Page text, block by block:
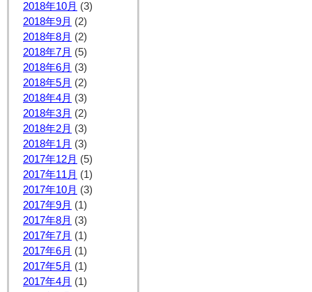
2018年10月 (3)
2018年9月 (2)
2018年8月 (2)
2018年7月 (5)
2018年6月 (3)
2018年5月 (2)
2018年4月 (3)
2018年3月 (2)
2018年2月 (3)
2018年1月 (3)
2017年12月 (5)
2017年11月 (1)
2017年10月 (3)
2017年9月 (1)
2017年8月 (3)
2017年7月 (1)
2017年6月 (1)
2017年5月 (1)
2017年4月 (1)